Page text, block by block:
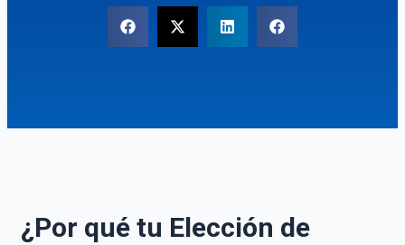
¿Por qué tu Elección de